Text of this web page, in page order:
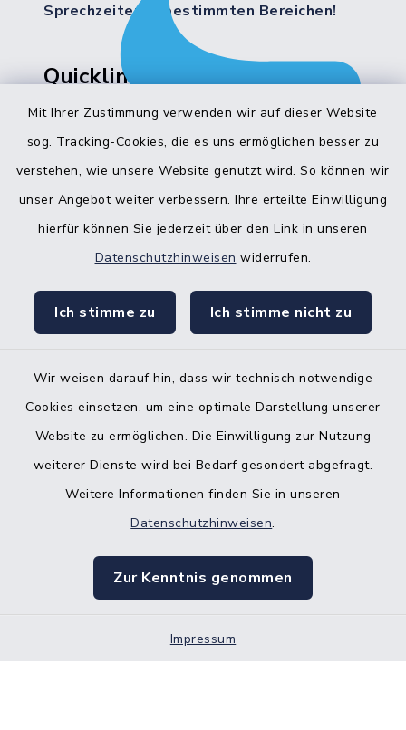
Mit Ihrer Zustimmung verwenden wir auf dieser Website
sog. Tracking-Cookies, die es uns ermöglichen besser zu
verstehen, wie unsere Website genutzt wird. So können wir
unser Angebot weiter verbessern. Ihre erteilte Einwilligung
hierfür können Sie jederzeit über den Link in unseren
Datenschutzhinweisen widerrufen.
Ich stimme zu Ich stimme nicht zu
Wir weisen darauf hin, dass wir technisch notwendige
Cookies einsetzen, um eine optimale Darstellung unserer
Website zu ermöglichen. Die Einwilligung zur Nutzung
weiterer Dienste wird bei Bedarf gesondert abgefragt.
Weitere Informationen finden Sie in unseren
Datenschutzhinweisen.
Zur Kenntnis genommen
Impressum
Sprechzeiten in bestimmten Bereichen!
Quicklinks
Bürgerbüro Hohenwestedt
Bürgerbüro Hanerau-Hademarschen
Nebenstelle Padenstedt
Gleichstellungsbüro
Barrierefreiheit
Impressum
Sitemap